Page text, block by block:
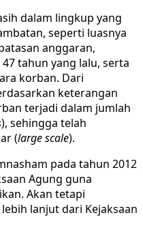
dalam lingkup yang
seperti luasnya
anggaran,
tahun yang lalu, serta
korban. Dari
keterangan
terjadi dalam jumlah
), sehingga telah
(large scale).
pada tahun 2012
Agung guna
Akan tetapi
lanjut dari Kejaksaan